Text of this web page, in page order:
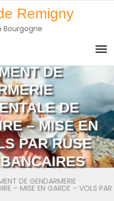
Remigny
Bourgogne
DE
DE
– MISE EN
PAR RUSE
DE GENDARMERIE
– MISE EN GARDE – VOLS PAR